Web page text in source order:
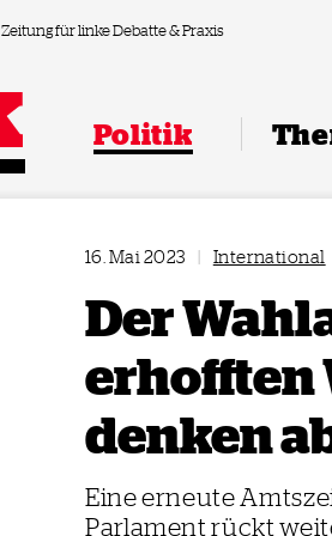
Zeitung für linke Debatte & Praxis
Politik
16. Mai 2023 | International
Der
erhofften
denken
Eine erneute
Parlament rückt